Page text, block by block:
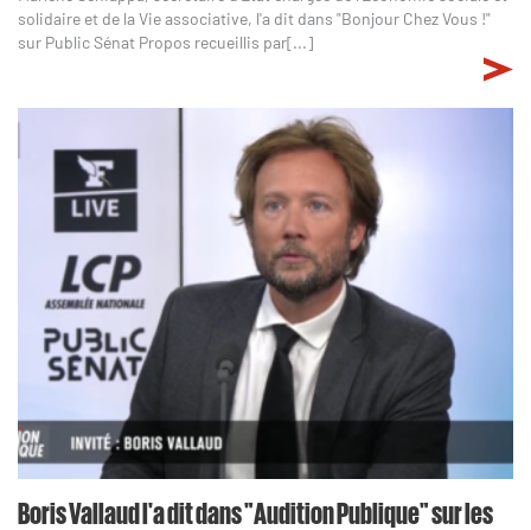
solidaire et de la Vie associative, l'a dit dans "Bonjour Chez Vous !"
sur Public Sénat Propos recueillis par[...]
Boris Vallaud l'a dit dans "Audition Publique" sur les